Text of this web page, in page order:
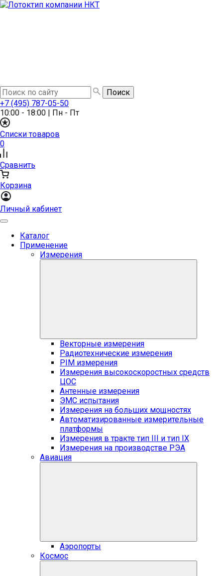
+7 (495) 787-05-50
10:00 - 18:00 | Пн - Пт
Списки товаров
0
Сравнить
Корзина
Личный кабинет
Каталог
Применение
Измерения
Векторные измерения
Радиотехнические измерения
PIM измерения
Измерения высокоскоростных средств
ЦОС
Антенные измерения
ЭМС испытания
Измерения на больших мощностях
Автоматизированные измерительные
платформы
Измерения в тракте тип III и тип IX
Измерения на производстве РЭА
Авиация
Аэропорты
Космос